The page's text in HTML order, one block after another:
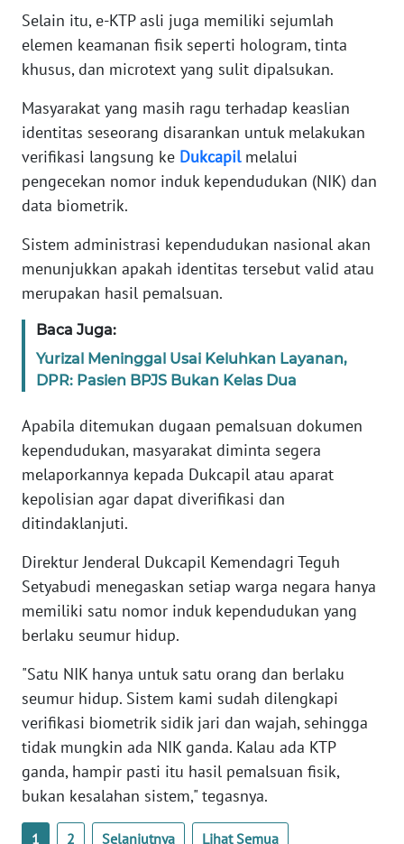
Selain itu, e-KTP asli juga memiliki sejumlah
elemen keamanan fisik seperti hologram, tinta
khusus, dan microtext yang sulit dipalsukan.
Masyarakat yang masih ragu terhadap keaslian
identitas seseorang disarankan untuk melakukan
verifikasi langsung ke Dukcapilmelalui
pengecekan nomor induk kependudukan (NIK) dan
data biometrik.
Sistem administrasi kependudukan nasional akan
menunjukkan apakah identitas tersebut valid atau
merupakan hasil pemalsuan.
Baca Juga:
Yurizal Meninggal Usai Keluhkan Layanan,
DPR: Pasien BPJS Bukan Kelas Dua
Apabila ditemukan dugaan pemalsuan dokumen
kependudukan, masyarakat diminta segera
melaporkannya kepada Dukcapil atau aparat
kepolisian agar dapat diverifikasi dan
ditindaklanjuti.
Direktur Jenderal Dukcapil Kemendagri Teguh
Setyabudi menegaskan setiap warga negara hanya
memiliki satu nomor induk kependudukan yang
berlaku seumur hidup.
"Satu NIK hanya untuk satu orang dan berlaku
seumur hidup. Sistem kami sudah dilengkapi
verifikasi biometrik sidik jari dan wajah, sehingga
tidak mungkin ada NIK ganda. Kalau ada KTP
ganda, hampir pasti itu hasil pemalsuan fisik,
bukan kesalahan sistem," tegasnya.
1 2 Selanjutnya Lihat Semua
REDAKSI
KARIR
DISCLAIMER
News
Regional
WN
SUMUT
JAKARTA
WN
WN
BANTEN
WN
WN
KEPRI
PAPUA
WN
PAPUA
WN
RIAU